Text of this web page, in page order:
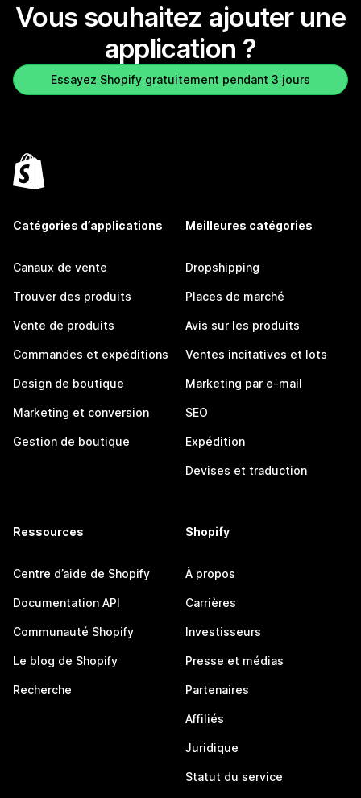
Vous souhaitez ajouter une
application ?
Essayez Shopify gratuitement pendant 3 jours
Catégories d’applications
Canaux de vente
Trouver des produits
Vente de produits
Commandes et expéditions
Design de boutique
Marketing et conversion
Gestion de boutique
Meilleures catégories
Dropshipping
Places de marché
Avis sur les produits
Ventes incitatives et lots
Marketing par e-mail
SEO
Expédition
Devises et traduction
Ressources
Centre d’aide de Shopify
Documentation API
Communauté Shopify
Le blog de Shopify
Recherche
Shopify
À propos
Carrières
Investisseurs
Presse et médias
Partenaires
Affiliés
Juridique
Statut du service